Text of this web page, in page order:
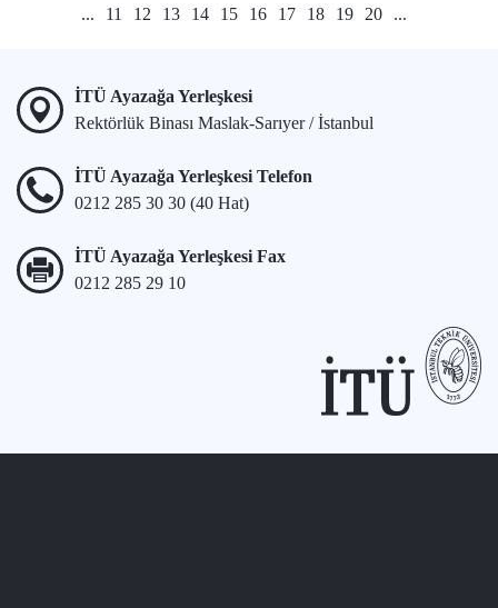
... 11 12 13 14 15 16 17 18 19 20 ...
İTÜ Ayazağa Yerleşkesi
Rektörlük Binası Maslak-Sarıyer / İstanbul
İTÜ Ayazağa Yerleşkesi Telefon
0212 285 30 30 (40 Hat)
İTÜ Ayazağa Yerleşkesi Fax
0212 285 29 10